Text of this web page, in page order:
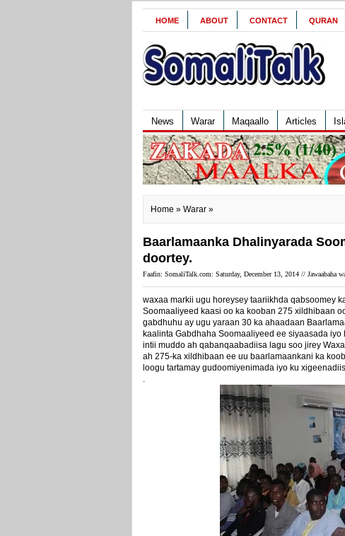
HOME ABOUT CONTACT QURAN
News Warar Maqaallo Articles
Home » Warar »
Baarlamaanka Dhalinyarada
doortey.
Faafin: SomaliTalk.com: Saturday, December 13, 2014 // Jawaabaha
waxaa markii ugu horeysey taariikhda qabsoomey
Soomaaliyeed kaasi oo ka kooban 275 xildhibaan
gabdhuhu ay ugu yaraan 30 ka ahaadaan
kaalinta Gabdhaha Soomaaliyeed ee siyaasada
intii muddo ah qabanqaabadiisa lagu soo jirey
ah 275-ka xildhibaan ee uu baarlamaankani ka
loogu tartamay gudoomiyenimada iyo ku
.